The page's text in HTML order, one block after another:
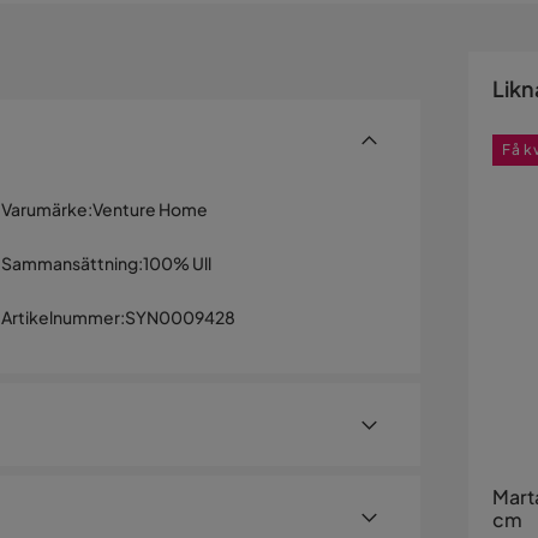
Varumärke:Venture Home
Sammansättning:100% Ull
Artikelnummer:SYN0009428
cm
Få